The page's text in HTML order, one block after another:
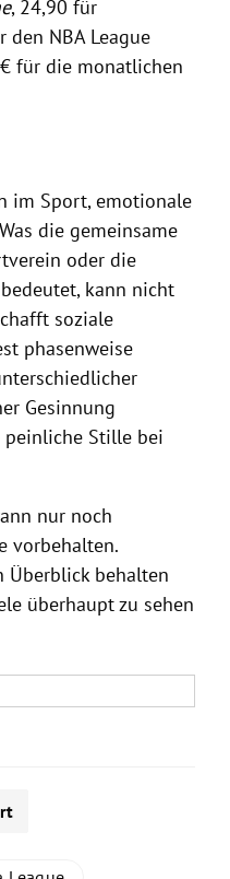
, 24,90 für
NBA League
für die monatlichen
im Sport, emotionale
die gemeinsame
oder die
kann nicht
soziale
phasenweise
Gesinnung
Stille bei
nur noch
vorbehalten.
Überblick behalten
überhaupt zu sehen